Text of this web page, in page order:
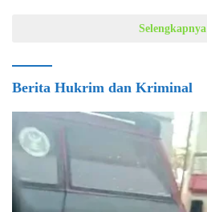
Selengkapnya
Berita Hukrim dan Kriminal